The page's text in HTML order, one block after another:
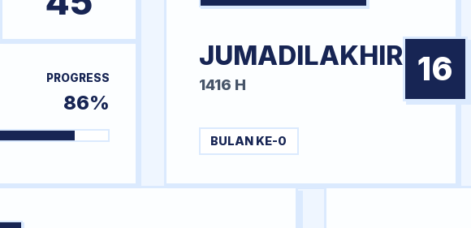
PROGRESS
86%
JUMADILAKHIR
1416 H 16
BULAN KE-0